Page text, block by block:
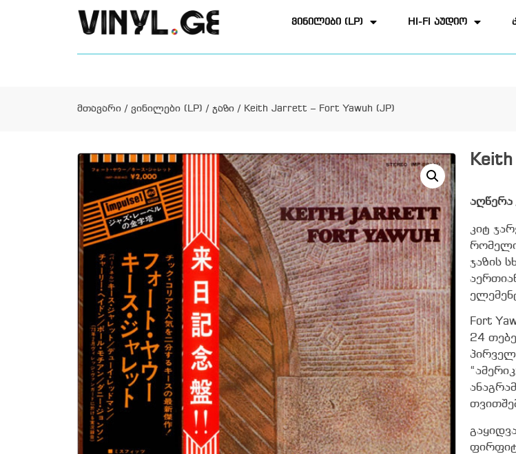
ვინილები (LP) HI-FI აუდიო
მთავარი / ვინილები (LP) / ჯაზი / Keith Jarrett – Fort Yawuh (JP)
აღწერა
კიტ
ჯაზის
Fort
24